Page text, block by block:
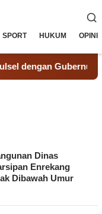
SPORT HUKUM OPINI
Gubernur
Dinas
Enrekang
Dibawah Umur